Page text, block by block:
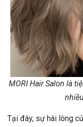
MORI Hair Salon là
Tại đây, sự hài lòng